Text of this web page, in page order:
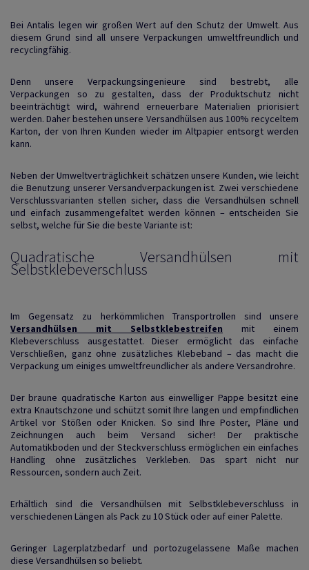
Bei Antalis legen wir großen Wert auf den Schutz der Umwelt. Aus
diesem Grund sind all unsere Verpackungen umweltfreundlich und
recyclingfähig.
Denn unsere Verpackungsingenieure sind bestrebt, alle
Verpackungen so zu gestalten, dass der Produktschutz nicht
beeinträchtigt wird, während erneuerbare Materialien priorisiert
werden. Daher bestehen unsere Versandhülsen aus 100% recyceltem
Karton, der von Ihren Kunden wieder im Altpapier entsorgt werden
kann.
Neben der Umweltverträglichkeit schätzen unsere Kunden, wie leicht
die Benutzung unserer Versandverpackungen ist. Zwei verschiedene
Verschlussvarianten stellen sicher, dass die Versandhülsen schnell
und einfach zusammengefaltet werden können – entscheiden Sie
selbst, welche für Sie die beste Variante ist:
Quadratische Versandhülsen mit
Selbstklebeverschluss
Im Gegensatz zu herkömmlichen Transportrollen sind unsere
Versandhülsen mit Selbstklebestreifen mit einem
Klebeverschluss ausgestattet. Dieser ermöglicht das einfache
Verschließen, ganz ohne zusätzliches Klebeband – das macht die
Verpackung um einiges umweltfreundlicher als andere Versandrohre.
Der braune quadratische Karton aus einwelliger Pappe besitzt eine
extra Knautschzone und schützt somit Ihre langen und empfindlichen
Artikel vor Stößen oder Knicken. So sind Ihre Poster, Pläne und
Zeichnungen auch beim Versand sicher! Der praktische
Automatikboden und der Steckverschluss ermöglichen ein einfaches
Handling ohne zusätzliches Verkleben. Das spart nicht nur
Ressourcen, sondern auch Zeit.
Erhältlich sind die Versandhülsen mit Selbstklebeverschluss in
verschiedenen Längen als Pack zu 10 Stück oder auf einer Palette.
Geringer Lagerplatzbedarf und portozugelassene Maße machen
diese Versandhülsen so beliebt.